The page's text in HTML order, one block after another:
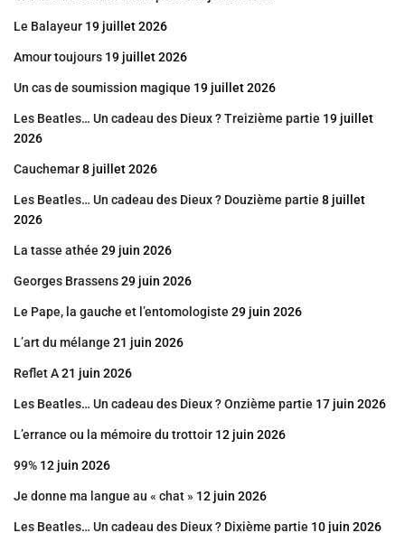
Le Balayeur 19 juillet 2026
Amour toujours 19 juillet 2026
Un cas de soumission magique 19 juillet 2026
Les Beatles… Un cadeau des Dieux ? Treizième partie 19 juillet
2026
Cauchemar8 juillet 2026
Les Beatles… Un cadeau des Dieux ? Douzième partie 8 juillet
2026
La tasse athée 29 juin 2026
Georges Brassens29 juin 2026
Le Pape, la gauche et l’entomologiste 29 juin 2026
L’art du mélange 21 juin 2026
Reflet A21 juin 2026
Les Beatles… Un cadeau des Dieux ? Onzième partie 17 juin 2026
L’errance ou la mémoire du trottoir 12 juin 2026
99% 12 juin 2026
Je donne ma langue au « chat » 12 juin 2026
Les Beatles… Un cadeau des Dieux ? Dixième partie 10 juin 2026